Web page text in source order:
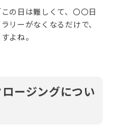
の日は難しくて、〇〇日
リーがなくなるだけで、
よね。
ージングについ